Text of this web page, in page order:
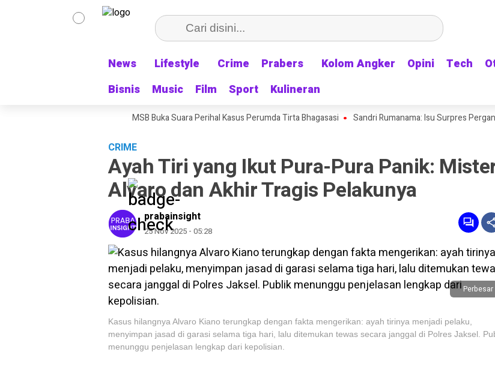
News Lifestyle Crime Prabers Kolom Angker Opini Tech
Bisnis
Music Film Sport Kulineran
News Lifestyle Crime Prabers Kolom Angker Opini Tech
Bisnis
Music Film Sport Kulineran
Pribadi, Pengacara MSB Buka Suara Perihal Kasus Perumda Tirta Bhagasasi Sandri Rumanama: Isu Surpres Pergantian
CRIME
Ayah Tiri yang Ikut Pura-Pura Panik:
Alvaro dan Akhir Tragis Pelakunya
prabainsight
25 Nov 2025 - 05:28
Perbesar
Kasus hilangnya Alvaro Kiano terungkap dengan fakta mengerikan: ayah tirinya menjadi pelaku,
menyimpan jasad di garasi selama tiga hari, lalu ditemukan tewas secara janggal di Polres Jaksel.
menunggu penjelasan lengkap dari kepolisian.